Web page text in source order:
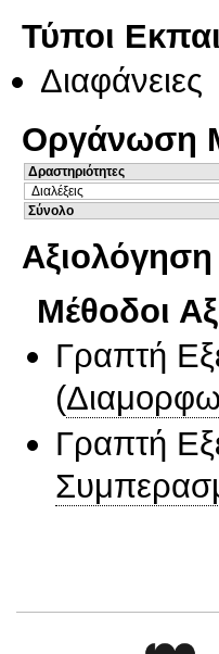
Τύποι
Διαφάνειες
Οργάνωση
Δραστηριότητες
Διαλέξεις
Σύνολο
Μέθοδοι
Γραπτή
(
Γραπτή